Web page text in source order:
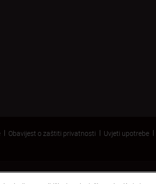
Obavijest o zaštiti privatnosti Uvjeti upotrebe